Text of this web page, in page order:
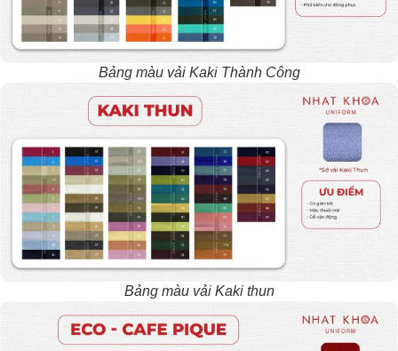
Bảng màu vải Kaki Thành Công
Bảng màu vải Kaki thun